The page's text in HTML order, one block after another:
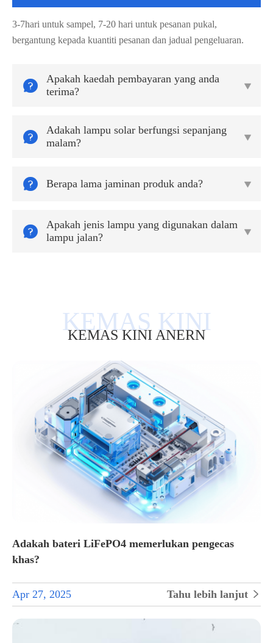
3-7hari untuk sampel, 7-20 hari untuk pesanan pukal,
bergantung kepada kuantiti pesanan dan jadual pengeluaran.

Apakah kaedah pembayaran yang anda
terima?


Adakah lampu solar berfungsi sepanjang
malam?

 Berapa lama jaminan produk anda? 

Apakah jenis lampu yang digunakan dalam
lampu jalan?

KEMAS KINI ANERN
Adakah bateri LiFePO4 memerlukan pengecas
khas?
Apr 27, 2025 Tahu lebih lanjut 